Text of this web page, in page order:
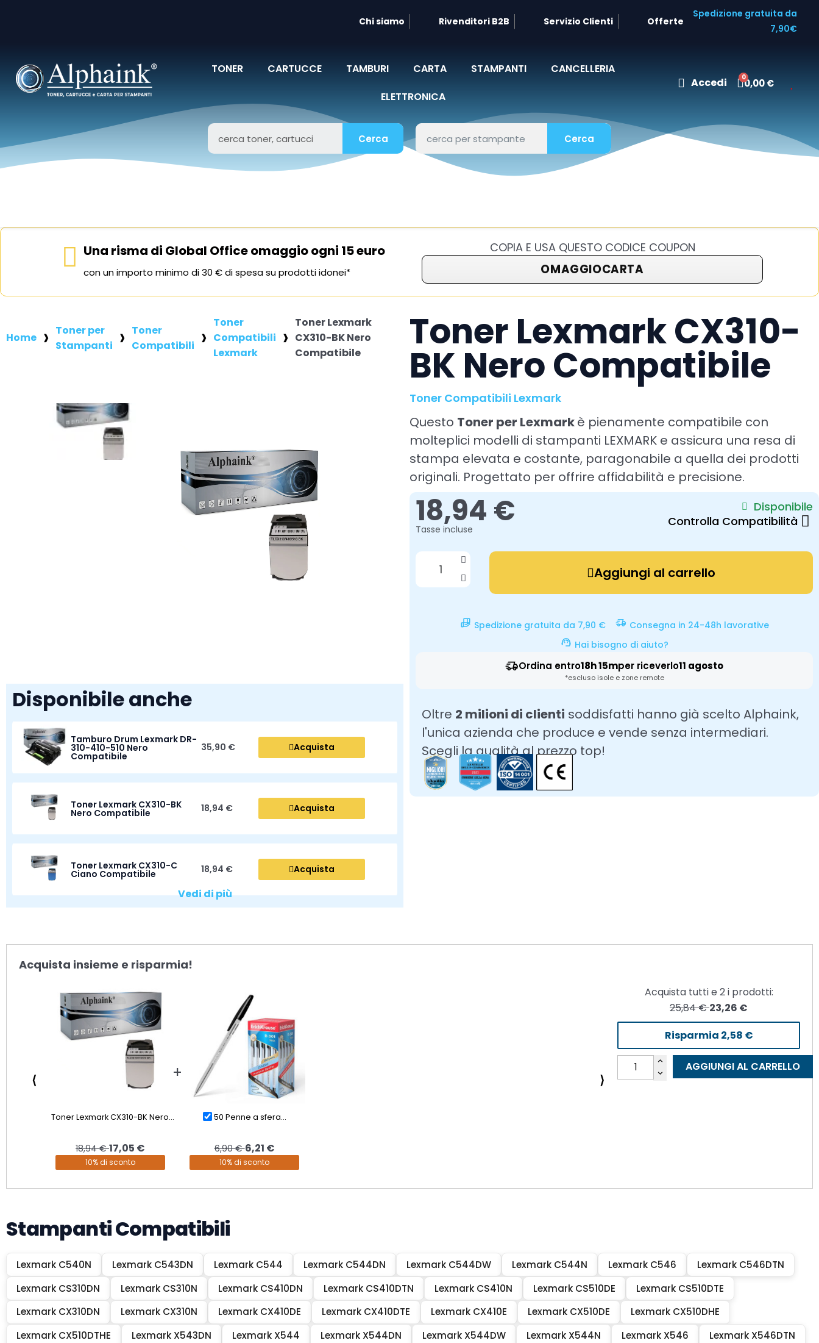
Chi siamo Rivenditori B2B Servizio Clienti Offerte
Spedizione gratuita da
7,90€
TONER CARTUCCE TAMBURI CARTA STAMPANTI
CANCELLERIA
ELETTRONICA
Accedi 0,00 €
Cerca Cerca
Una risma di Global Office omaggio ogni 15 euro
con un importo minimo di 30 € di spesa su prodotti idonei*
COPIA E USA QUESTO CODICE COUPON
OMAGGIOCARTA
Home
Toner per
Stampanti
Toner
Compatibili
Toner
Compatibili
Lexmark
Toner Lexmark
CX310-BK Nero
Compatibile
Disponibile anche
Tamburo Drum Lexmark DR-
310-410-510 Nero
Compatibile
35,90 € Acquista
Toner Lexmark CX310-BK
Nero Compatibile 18,94 € Acquista
Toner Lexmark CX310-C
Ciano Compatibile 18,94 € Acquista
Vedi di più
Toner Lexmark CX310-
BK Nero Compatibile
Toner Compatibili Lexmark
Questo Toner per Lexmarkè pienamente compatibile con
molteplici modelli di stampanti LEXMARK e assicura una resa di
stampa elevata e costante, paragonabile a quella dei prodotti
originali. Progettato per offrire affidabilità e precisione.
18,94 €
Tasse incluse
Disponibile
Controlla Compatibilità
Aggiungi al carrello
Spedizione gratuita da 7,90 €
Consegna in 24-48h lavorative
Hai bisogno di aiuto?
Ordina entro18h 15mper riceverlo11 agosto
*escluso isole e zone remote
Oltre 2 milioni di clienti soddisfatti hanno già scelto Alphaink,
l'unica azienda che produce e vende senza intermediari.
Scegli la qualità al prezzo top!
Acquista insieme e risparmia!
⟨
Toner Lexmark CX310-BK Nero...
18,94 €17,05 €
10% di sconto
50 Penne a sfera...
6,90 €6,21 €
10% di sconto
⟩
Acquista tutti e 2i prodotti:
25,84 € 23,26 €
Risparmia 2,58 €
AGGIUNGI AL CARRELLO
Stampanti Compatibili
Lexmark C540N Lexmark C543DN Lexmark C544 Lexmark C544DN Lexmark C544DW Lexmark C544N Lexmark C546
Lexmark C546DTN
Lexmark CS310DN
Lexmark CS310N Lexmark CS410DN Lexmark CS410DTN Lexmark CS410N Lexmark CS510DE
Lexmark CS510DTE
Lexmark CX310DN
Lexmark CX310N Lexmark CX410DE Lexmark CX410DTE Lexmark CX410E Lexmark CX510DE
Lexmark CX510DHE
Lexmark CX510DTHE
Lexmark X543DN Lexmark X544 Lexmark X544DN Lexmark X544DW Lexmark X544N Lexmark X546
Lexmark X546DTN